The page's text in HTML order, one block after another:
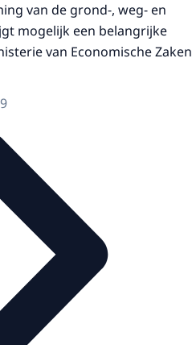
van de grond-, weg- en
mogelijk een belangrijke
van Economische Zaken